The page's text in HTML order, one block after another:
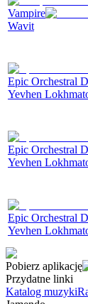
Vampire
Wavit
Epic Orchestral
Yevhen
Epic Orchestral
Yevhen
Epic Orchestral
Yevhen
Pobierz aplikację
Przydatne linki
Katalog muzyki